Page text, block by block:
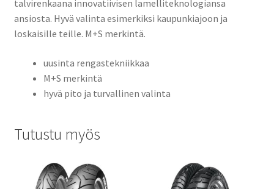
talvirenkaana innovatiivisen lamelliteknologiansa
ansiosta. Hyvä valinta esimerkiksi kaupunkiajoon ja
loskaisille teille. M+S merkintä.
uusinta rengastekniikkaa
M+S merkintä
hyvä pito ja turvallinen valinta
Tutustu myös